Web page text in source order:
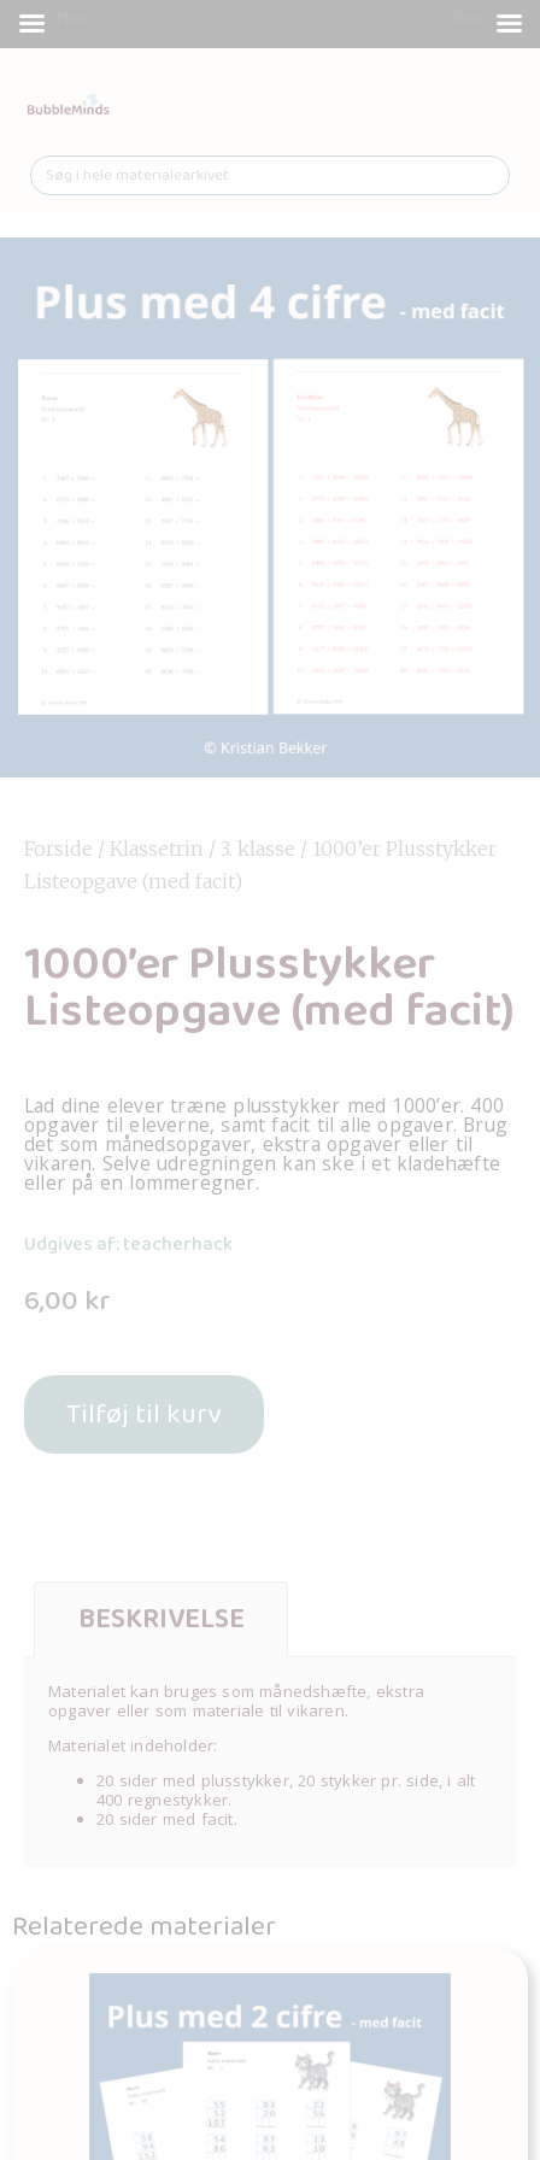
Forside / Klassetrin / 3. klasse / 1000’er Plusstykker
Listeopgave (med facit)
1000’er Plusstykker
Listeopgave (med facit)
Lad dine elever træne plusstykker med 1000’er. 400
opgaver til eleverne, samt facit til alle opgaver. Brug
det som månedsopgaver, ekstra opgaver eller til
vikaren. Selve udregningen kan ske i et kladehæfte
eller på en lommeregner.
Udgives af: teacherhack
6,00 kr
Tilføj til kurv
BESKRIVELSE
Materialet kan bruges som månedshæfte, ekstra
opgaver eller som materiale til vikaren.
Materialet indeholder:
20 sider med plusstykker, 20 stykker pr. side, i alt
400 regnestykker.
20 sider med facit.
Relaterede materialer